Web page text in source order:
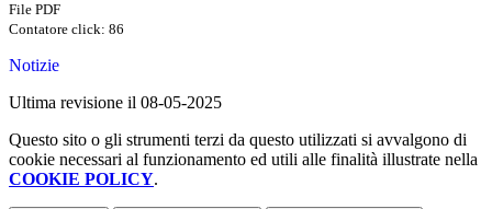
File PDF
Contatore click: 86
Notizie
Ultima revisione il 08-05-2025
Questo sito o gli strumenti terzi da questo utilizzati si avvalgono di
cookie necessari al funzionamento ed utili alle finalità illustrate nella
COOKIE POLICY.